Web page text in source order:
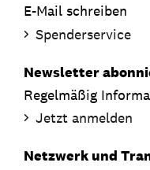
E-Mail schreiben
Spenderservice
Newsletter
Regelmäßig
Jetzt anmelden
Netzwerk und